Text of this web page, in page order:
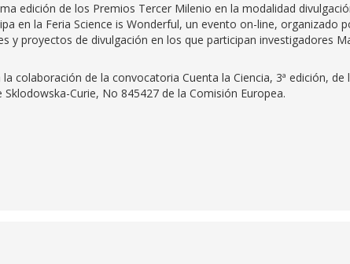
edición de los Premios Tercer Milenio en la modalidad
en la Feria Science is Wonderful, un evento on-line, organizado
y proyectos de divulgación en los que participan investigadores
colaboración de la convocatoria Cuenta la Ciencia, 3ª edición, de
Curie, No 845427 de la Comisión Europea.